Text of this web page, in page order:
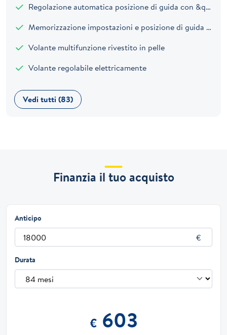
Regolazione automatica posizione di guida con &quot;Face Recognition&quot;
Memorizzazione impostazioni e posizione di guida con &quot;Face Recognition&quot;
Volante multifunzione rivestito in pelle
Volante regolabile elettricamente
Vedi tutti (83)
Finanzia il tuo acquisto
Anticipo
Durata
€603